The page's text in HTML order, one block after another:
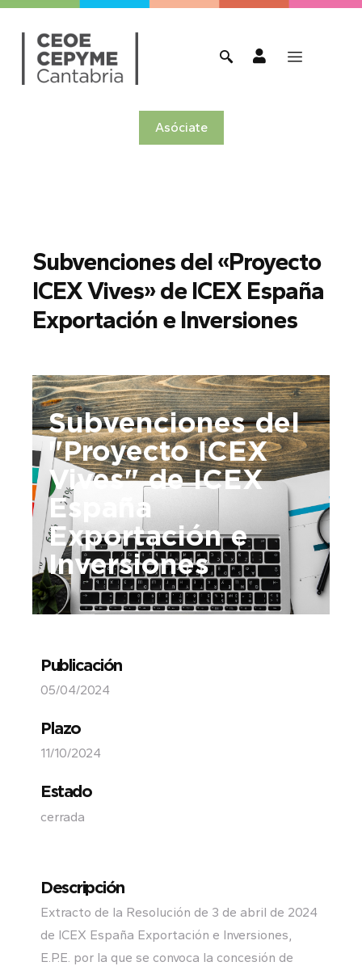
Asóciate
Subvenciones del «Proyecto
ICEX Vives» de ICEX España
Exportación e Inversiones
Subvenciones del
"Proyecto ICEX
Vives" de ICEX
España
Exportación e
Inversiones
Publicación
05/04/2024
Plazo
11/10/2024
Estado
cerrada
Descripción
Extracto de la Resolución de 3 de abril de 2024
de ICEX España Exportación e Inversiones,
E.P.E. por la que se convoca la concesión de